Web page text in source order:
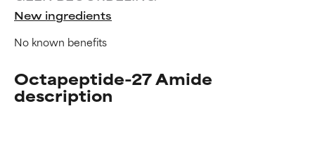
New ingredients
No known benefits
Octapeptide-27 Amide
description